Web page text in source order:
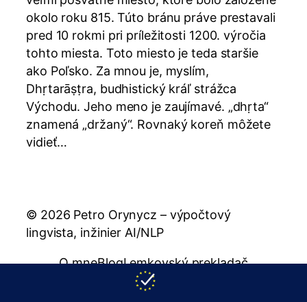
okolo roku 815. Túto bránu práve prestavali
pred 10 rokmi pri príležitosti 1200. výročia
tohto miesta. Toto miesto je teda staršie
ako Poľsko. Za mnou je, myslím,
Dhṛtarāṣṭra, budhistický kráľ strážca
Východu. Jeho meno je zaujímavé. „dhṛta“
znamená „držaný“. Rovnaký koreň môžete
vidieť…
© 2026 Petro Orynycz – výpočtový
lingvista, inžinier AI/NLP
O mneBlogLemkovský prekladač
Rusínsky prekladačPublikácie